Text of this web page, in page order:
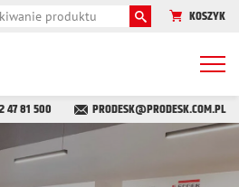
KOSZYK
47 81 500 PRODESK@PRODESK.COM.PL